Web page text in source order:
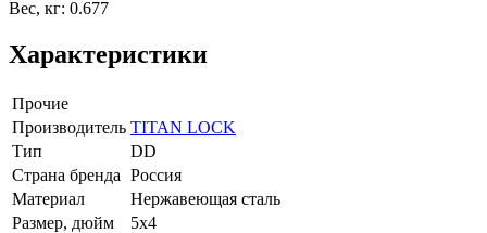
Вес, кг: 0.677
Характеристики
Прочие
Производитель TITAN LOCK
Тип
DD
Страна бренда Россия
Материал
Нержавеющая сталь
Размер, дюйм
5x4